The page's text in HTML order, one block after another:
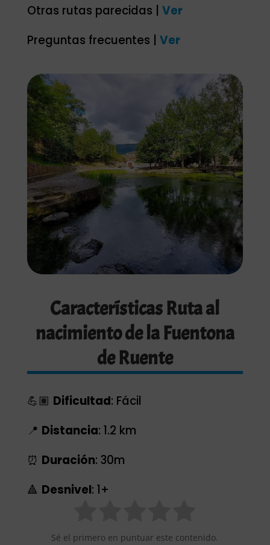
Otras rutas parecidas | Ver
Preguntas frecuentes | Ver
Características Ruta al
nacimiento de la Fuentona
de Ruente
💪🏽 Dificultad: Fácil
📍 Distancia: 1.2 km
⏰ Duración: 30m
🔺 Desnivel: 1+
Sé el primero en puntuar este contenido.